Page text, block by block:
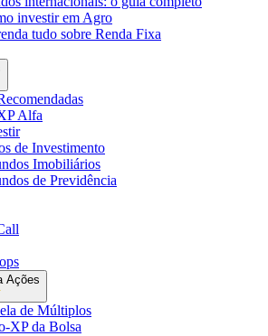
investir em Agro
tudo sobre Renda Fixa
Alfa
de Investimento
Imobiliários
de Previdência
Ações
de Múltiplos
XP da Bolsa